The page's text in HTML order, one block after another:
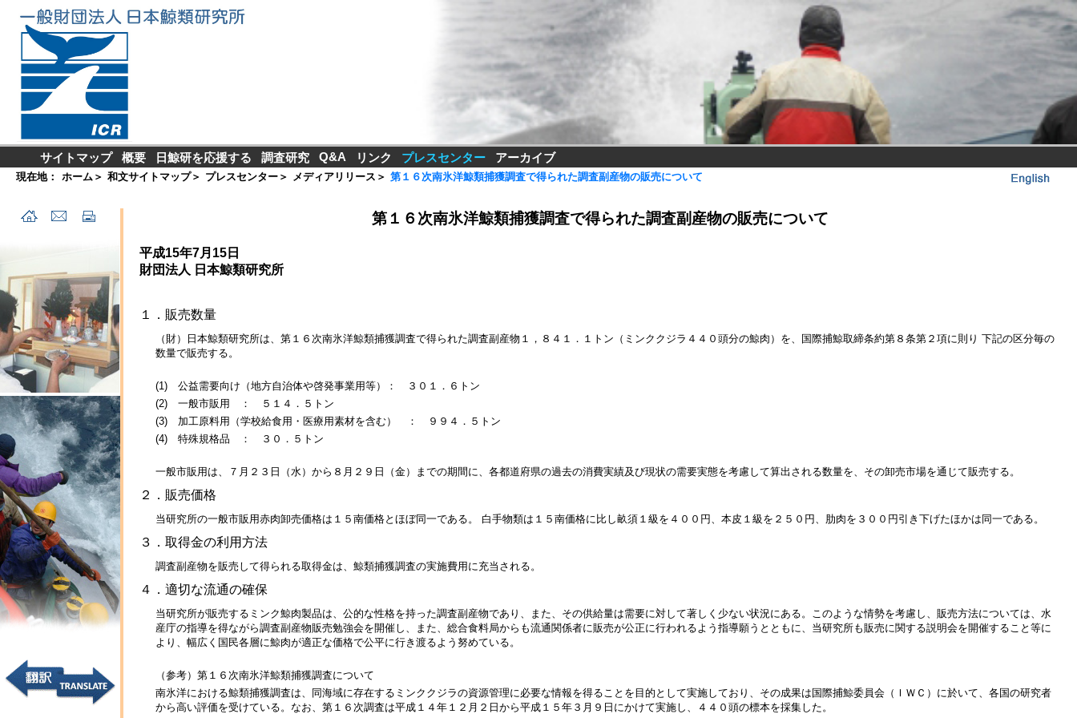
サイトマップ 概要 日鯨研を応援する 調査研究 Q&A リンク プレスセンター アーカイブ
現在地： ホーム ＞ 和文サイトマップ＞ プレスセンター ＞ メディアリリース ＞ 第１６次南氷洋鯨類捕獲調査で得られた調査副産物の販売について
第１６次南氷洋鯨類捕獲調査で得られた調査副産物の販売について
平成15年7月15日
財団法人 日本鯨類研究所
１．販売数量
（財）日本鯨類研究所は、第１６次南氷洋鯨類捕獲調査で得られた調査副産物１，８４１．１トン（ミンククジラ４４０頭分の鯨肉）を、国際捕鯨取締条約第８条第２項に則り 下記の区分毎の
数量で販売する。
(1) 公益需要向け（地方自治体や啓発事業用等）： ３０１．６トン
(2) 一般市販用 ： ５１４．５トン
(3) 加工原料用（学校給食用・医療用素材を含む） ： ９９４．５トン
(4) 特殊規格品 ： ３０．５トン
一般市販用は、７月２３日（水）から８月２９日（金）までの期間に、各都道府県の過去の消費実績及び現状の需要実態を考慮して算出される数量を、その卸売市場を通じて販売する。
２．販売価格
当研究所の一般市販用赤肉卸売価格は１５南価格とほぼ同一である。 白手物類は１５南価格に比し畝須１級を４００円、本皮１級を２５０円、肋肉を３００円引き下げたほかは同一である。
３．取得金の利用方法
調査副産物を販売して得られる取得金は、鯨類捕獲調査の実施費用に充当される。
４．適切な流通の確保
当研究所が販売するミンク鯨肉製品は、公的な性格を持った調査副産物であり、また、その供給量は需要に対して著しく少ない状況にある。このような情勢を考慮し、販売方法については、水
産庁の指導を得ながら調査副産物販売勉強会を開催し、また、総合食料局からも流通関係者に販売が公正に行われるよう指導願うとともに、当研究所も販売に関する説明会を開催すること等に
より、幅広く国民各層に鯨肉が適正な価格で公平に行き渡るよう努めている。
（参考）第１６次南氷洋鯨類捕獲調査について
南氷洋における鯨類捕獲調査は、同海域に存在するミンククジラの資源管理に必要な情報を得ることを目的として実施しており、その成果は国際捕鯨委員会（ＩＷＣ）に於いて、各国の研究者
から高い評価を受けている。なお、第１６次調査は平成１４年１２月２日から平成１５年３月９日にかけて実施し、４４０頭の標本を採集した。